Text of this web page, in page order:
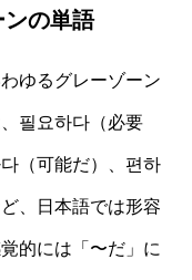
の単語
ゆるグレーゾーン
필요하다（必要
（可能だ）、편하
、日本語では形容
的には「〜だ」に